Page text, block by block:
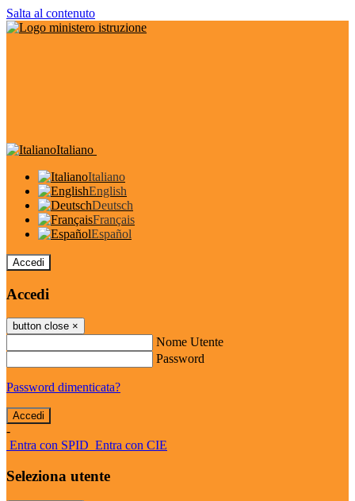
Salta al contenuto
Italiano
Italiano
English
Deutsch
Français
Español
Accedi
Accedi
button close ×
Nome Utente
Password
Password dimenticata?
-
Entra con SPID Entra con CIE
Seleziona utente